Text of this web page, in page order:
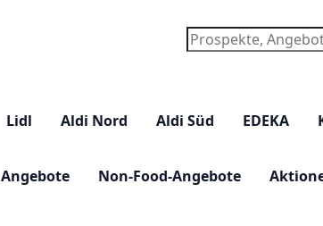
Suchen
Lidl Aldi Nord Aldi Süd EDEKA
Angebote Non-Food-Angebote